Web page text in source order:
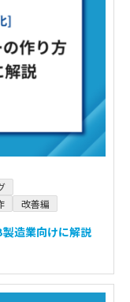
改善編
造業向けに解説